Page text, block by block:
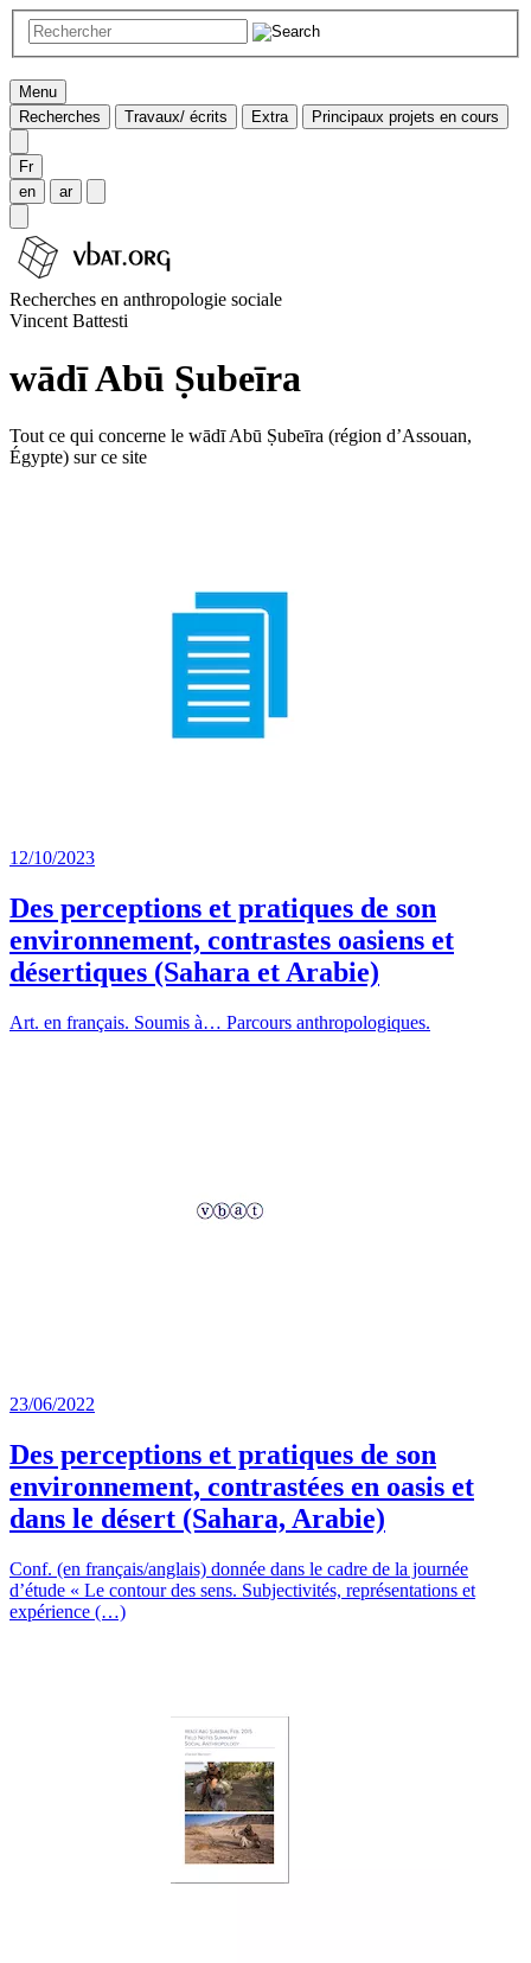
Menu
Recherches
Travaux/ écrits Extra Principaux projets en cours
Fr
en
ar
Recherches en anthropologie sociale
Vincent Battesti
wādī Abū Ṣubeīra
Tout ce qui concerne le wādī Abū Ṣubeīra (région d’Assouan,
Égypte) sur ce site
12/10/2023
Des perceptions et pratiques de son
environnement, contrastes oasiens et
désertiques (Sahara et Arabie)
Art. en français. Soumis à… Parcours anthropologiques.
23/06/2022
Des perceptions et pratiques de son
environnement, contrastées en oasis et
dans le désert (Sahara, Arabie)
Conf. (en français/anglais) donnée dans le cadre de la journée
d’étude « Le contour des sens. Subjectivités, représentations et
expérience (…)